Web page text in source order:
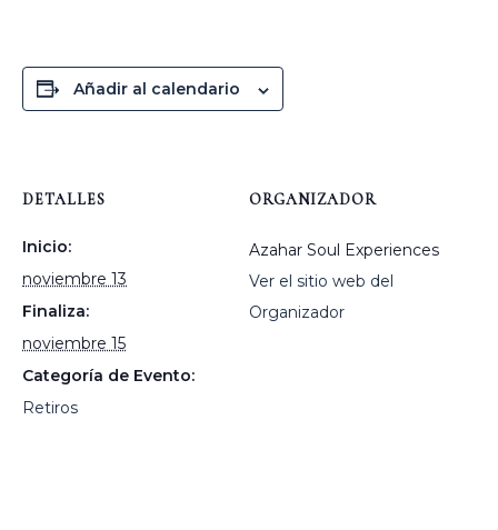
Añadir al calendario
DETALLES
Inicio:
noviembre 13
Finaliza:
noviembre 15
Categoría de Evento:
Retiros
ORGANIZADOR
Azahar Soul Experiences
Ver el sitio web del
Organizador